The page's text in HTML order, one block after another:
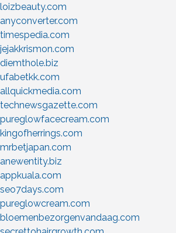
loizbeauty.com
anyconverter.com
timespedia.com
jejakkrismon.com
diemthole.biz
ufabetkk.com
allquickmedia.com
technewsgazette.com
pureglowfacecream.com
kingofherrings.com
mrbetjapan.com
anewentity.biz
appkuala.com
seo7days.com
pureglowcream.com
bloemenbezorgenvandaag.com